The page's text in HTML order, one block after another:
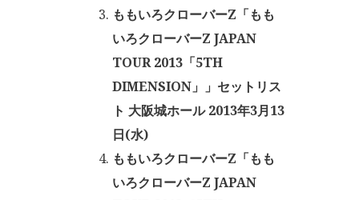
ももいろクローバーZ「もも
いろクローバーZ JAPAN
TOUR 2013「5TH
DIMENSION」」セットリス
ト 大阪城ホール 2013年3月13
日(水)
ももいろクローバーZ「もも
いろクローバーZ JAPAN